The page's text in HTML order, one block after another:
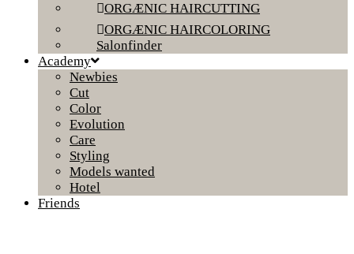
ORGÆNIC HAIRCUTTING
ORGÆNIC HAIRCOLORING
Salonfinder
Academy
Newbies
Cut
Color
Evolution
Care
Styling
Models wanted
Hotel
Friends